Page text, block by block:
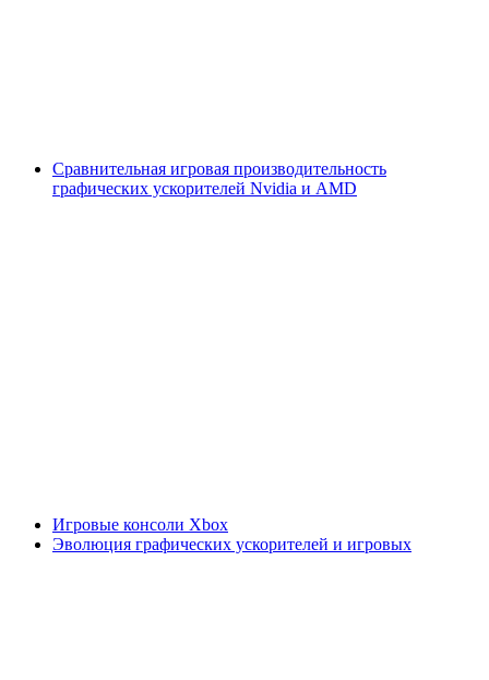
Сравнительная игровая производительность
графических ускорителей Nvidia и AMD
Игровые консоли Xbox
Эволюция графических ускорителей и игровых